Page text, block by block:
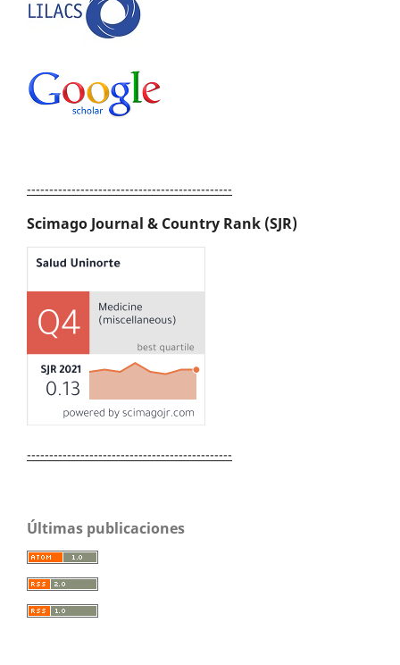
----------------------------------------------
Scimago Journal & Country Rank (SJR)
----------------------------------------------
Últimas publicaciones